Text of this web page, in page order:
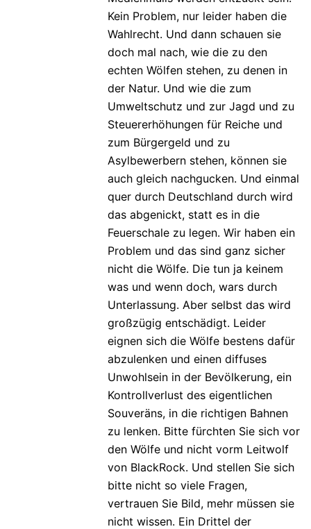
Kein Problem, nur leider haben die
Wahlrecht. Und dann schauen sie
doch mal nach, wie die zu den
echten Wölfen stehen, zu denen in
der Natur. Und wie die zum
Umweltschutz und zur Jagd und zu
Steuererhöhungen für Reiche und
zum Bürgergeld und zu
Asylbewerbern stehen, können sie
auch gleich nachgucken. Und einmal
quer durch Deutschland durch wird
das abgenickt, statt es in die
Feuerschale zu legen. Wir haben ein
Problem und das sind ganz sicher
nicht die Wölfe. Die tun ja keinem
was und wenn doch, wars durch
Unterlassung. Aber selbst das wird
großzügig entschädigt. Leider
eignen sich die Wölfe bestens dafür
abzulenken und einen diffuses
Unwohlsein in der Bevölkerung, ein
Kontrollverlust des eigentlichen
Souveräns, in die richtigen Bahnen
zu lenken. Bitte fürchten Sie sich vor
den Wölfe und nicht vorm Leitwolf
von BlackRock. Und stellen Sie sich
bitte nicht so viele Fragen,
vertrauen Sie Bild, mehr müssen sie
nicht wissen. Ein Drittel der